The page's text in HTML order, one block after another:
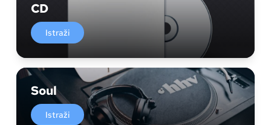
CD
Istraži
Soul
Istraži